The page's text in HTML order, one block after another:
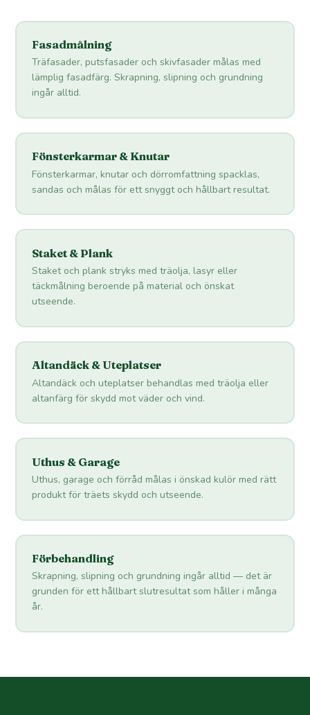
Fasadmålning
Träfasader, putsfasader och skivfasader målas med
lämplig fasadfärg. Skrapning, slipning och grundning
ingår alltid.
Fönsterkarmar & Knutar
Fönsterkarmar, knutar och dörromfattning spacklas,
sandas och målas för ett snyggt och hållbart resultat.
Staket & Plank
Staket och plank stryks med träolja, lasyr eller
täckmålning beroende på material och önskat
utseende.
Altandäck & Uteplatser
Altandäck och uteplatser behandlas med träolja eller
altanfärg för skydd mot väder och vind.
Uthus & Garage
Uthus, garage och förråd målas i önskad kulör med rätt
produkt för träets skydd och utseende.
Förbehandling
Skrapning, slipning och grundning ingår alltid — det är
grunden för ett hållbart slutresultat som håller i många
år.